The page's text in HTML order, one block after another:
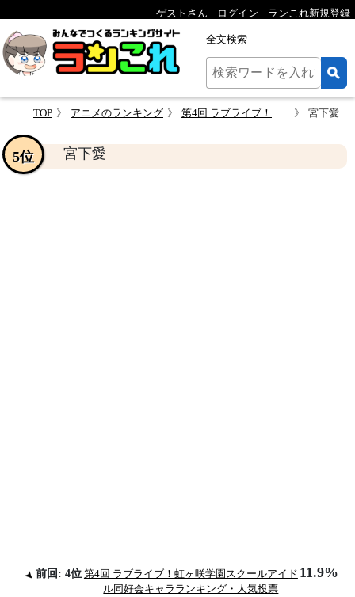
ゲストさん ログイン ランこれ新規登録
全文検索
TOP アニメのランキング 第4回 ラブライブ！虹ヶ咲学園スクールアイドル同好会キャラランキング・人気投票 宮下愛
宮下愛
5位
前回: 4位 第4回 ラブライブ！虹ヶ咲学園スクールアイド
ル同好会キャラランキング・人気投票
11.9%